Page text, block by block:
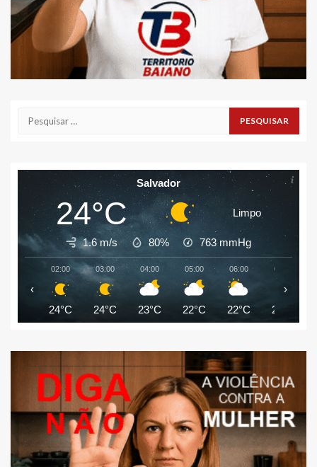
Pesquisar
Salvador
24°C Limpo
1.6 m/s 80% 763 mmHg
02:00
24°C
03:00
24°C
04:00
23°C
05:00
22°C
06:00
22°C
07:00
23°C
‹ ›